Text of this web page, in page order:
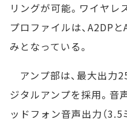
リングが可能。ワイヤレ
プロファイルは、A2DP
みとなっている。
アンプ部は、最大出力
ジタルアンプを採用。音
ッドフォン音声出力（